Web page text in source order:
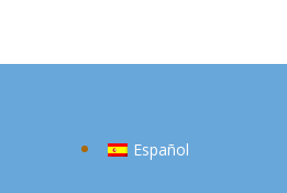
Español